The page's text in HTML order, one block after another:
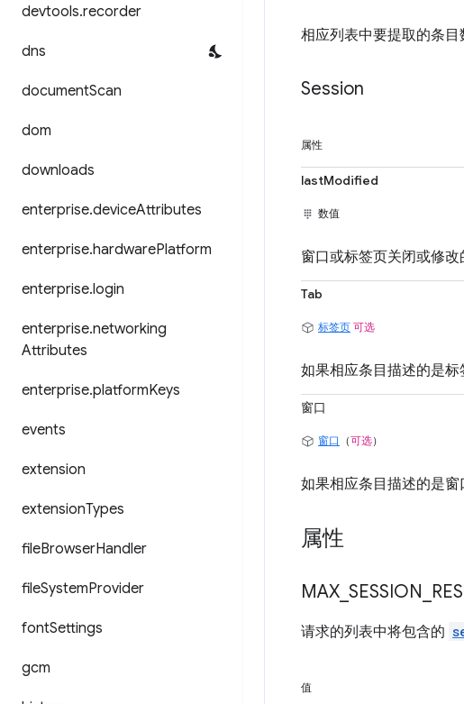
devtools.recorder
dns
documentScan
dom
downloads
enterprise.deviceAttributes
enterprise.hardwarePlatform
enterprise.login
enterprise.networking
Attributes
enterprise.platformKeys
events
extension
extensionTypes
fileBrowserHandler
fileSystemProvider
fontSettings
gcm
相应列表中要提取的条
Session
属性
lastModified
数值
窗口或标签页关闭或修改
Tab
标签页 可选
如果相应条目描述的是标
窗口
窗口 （可选）
如果相应条目描述的是窗
属性
MAX SESSION
请求的列表中将包含的
值